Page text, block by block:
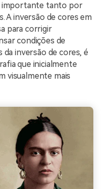
importante tanto por
A inversão de cores em
para corrigir
condições de
da inversão de cores, é
que inicialmente
visualmente mais